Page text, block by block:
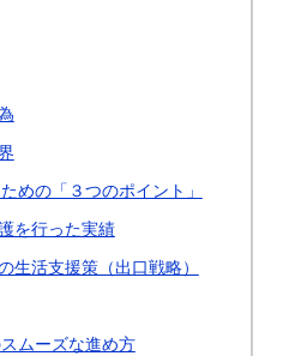
めの「３つのポイント」
行った実績
活支援策（出口戦略）
ムーズな進め方